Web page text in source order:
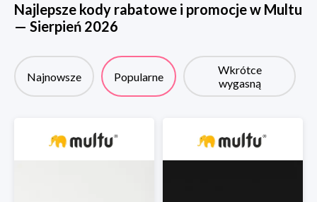
Najlepsze kody rabatowe i promocje w Multu
— Sierpień 2026
Najnowsze Popularne
Wkrótce
wygasną